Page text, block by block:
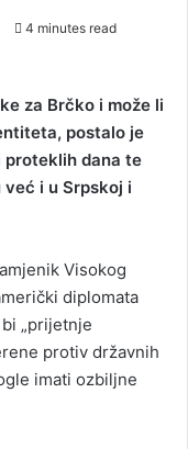
4 minutes read
za Brčko i može li
postalo je
proteklih dana te
i u Srpskoj i
Visokog
diplomata
„prijetnje
protiv državnih
imati ozbiljne